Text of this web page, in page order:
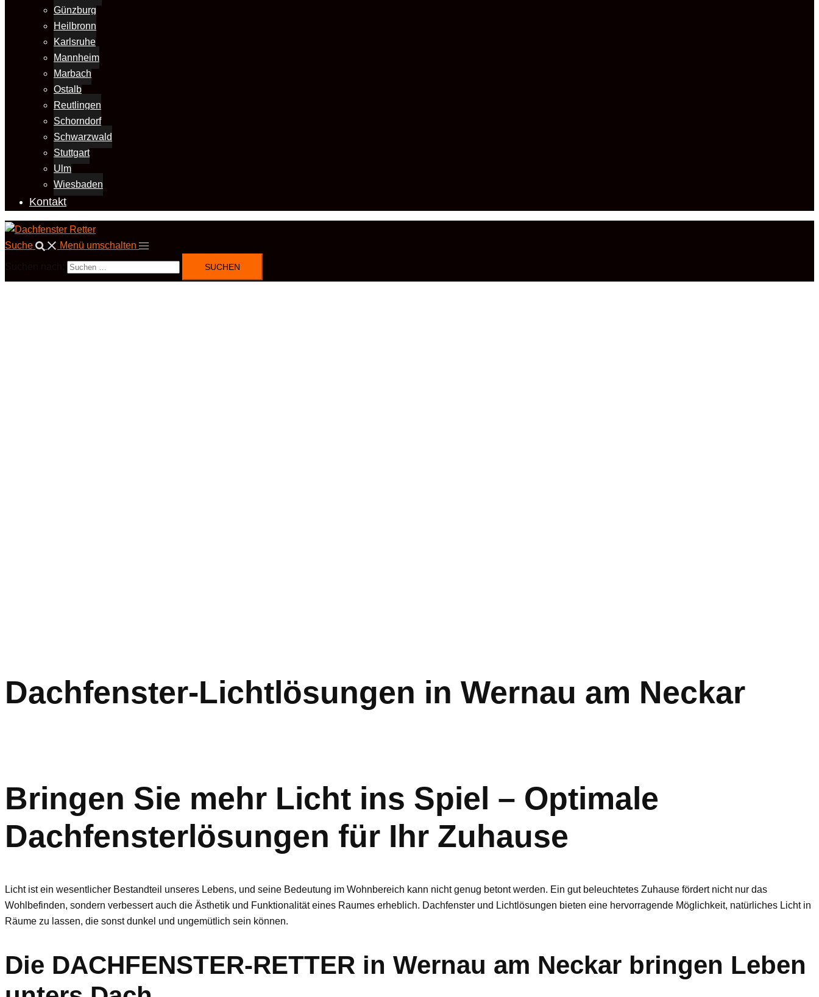
Günzburg
Heilbronn
Karlsruhe
Mannheim
Marbach
Ostalb
Reutlingen
Schorndorf
Schwarzwald
Stuttgart
Ulm
Wiesbaden
Kontakt
Suche Menü umschalten
Dachfenster-Lichtlösungen in Wernau am Neckar
Bringen Sie mehr Licht ins Spiel – Optimale
Dachfensterlösungen für Ihr Zuhause
Licht ist ein wesentlicher Bestandteil unseres Lebens, und seine Bedeutung im Wohnbereich kann nicht genug betont werden. Ein gut beleuchtetes Zuhause fördert nicht nur das
Wohlbefinden, sondern verbessert auch die Ästhetik und Funktionalität eines Raumes erheblich. Dachfenster und Lichtlösungen bieten eine hervorragende Möglichkeit, natürliches Licht in
Räume zu lassen, die sonst dunkel und ungemütlich sein können.
Die DACHFENSTER-RETTER in Wernau am Neckar bringen Leben